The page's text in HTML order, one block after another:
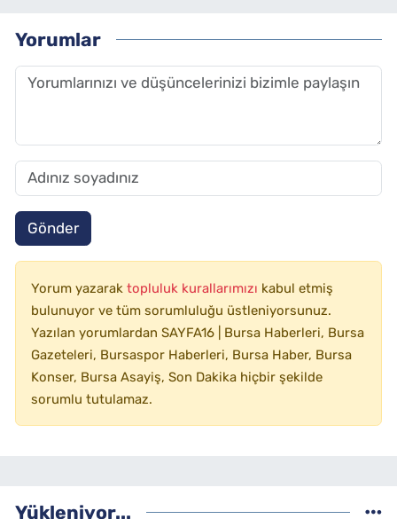
Yorumlar
Gönder
Yorum yazarak topluluk kurallarımızı kabul etmiş
bulunuyor ve tüm sorumluluğu üstleniyorsunuz.
Yazılan yorumlardan SAYFA16 | Bursa Haberleri, Bursa
Gazeteleri, Bursaspor Haberleri, Bursa Haber, Bursa
Konser, Bursa Asayiş, Son Dakika hiçbir şekilde
sorumlu tutulamaz.
Yükleniyor...